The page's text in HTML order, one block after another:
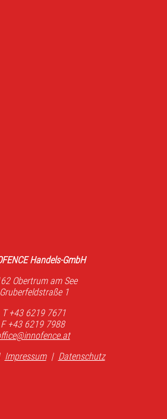
Handels-GmbH
Obertrum am See
Gruberfeldstraße 1
T +43 6219 7671
F +43 6219 7988
Impressum | Datenschutz